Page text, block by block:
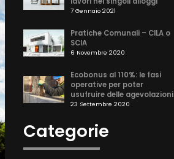
7 Gennaio 2021
Pratiche Comunali – CILA o
SCIA
6 Novembre 2020
Ecobonus al 110%: le fasi
operative per poter
usufruire delle agevolazioni
23 Settembre 2020
Categorie